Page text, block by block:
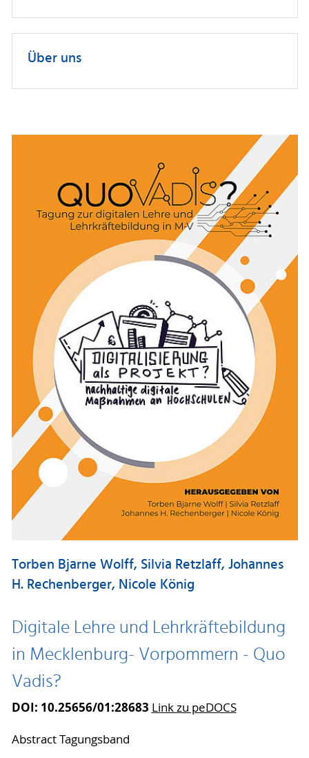
Über uns
Torben Bjarne Wolff, Silvia Retzlaff, Johannes
H. Rechenberger, Nicole König
Digitale Lehre und Lehrkräftebildung
in Mecklenburg- Vorpommern - Quo
Vadis?
DOI: 10.25656/01:28683 Link zu peDOCS
Abstract Tagungsband